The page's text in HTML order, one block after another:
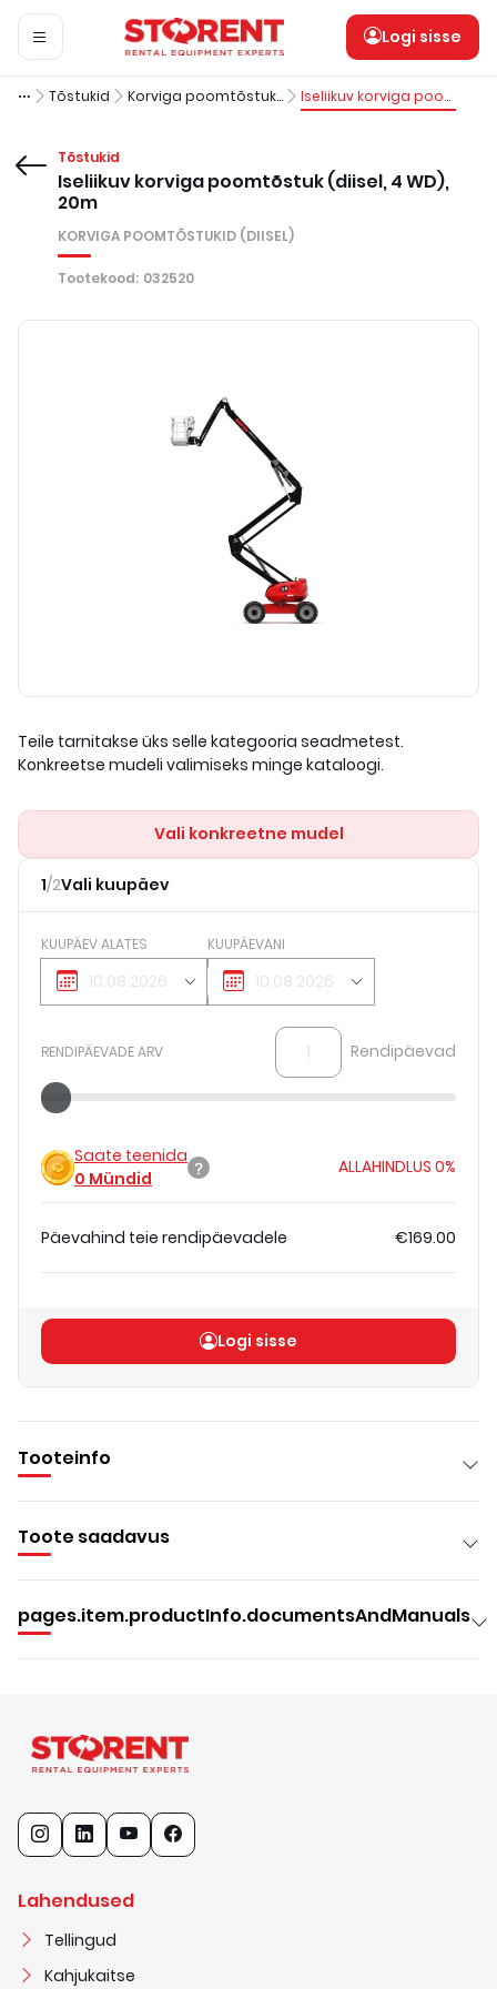
Logi sisse
Tõstukid Korviga poomtõstukid (diisel) Iseliikuv korviga poomtõstuk (diisel, 4 WD), 20m
Tõstukid
Iseliikuv korviga poomtõstuk (diisel, 4 WD),
20m
KORVIGA POOMTÕSTUKID (DIISEL)
Tootekood: 032520
Teile tarnitakse üks selle kategooria seadmetest.
Konkreetse mudeli valimiseks minge kataloogi.
Vali konkreetne mudel
1/2Vali kuupäev
KUUPÄEV ALATES KUUPÄEVANI
RENDIPÄEVADE ARV Rendipäevad
Saate teenida
0 Mündid
ALLAHINDLUS 0%
Päevahind teie rendipäevadele €169.00
Logi sisse
Tooteinfo
Toote saadavus
pages.item.productInfo.documentsAndManuals
Lahendused
Tellingud
Kahjukaitse